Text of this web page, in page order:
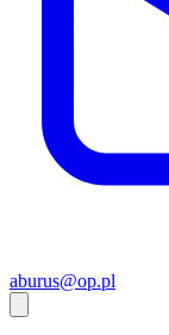
aburus@op.pl